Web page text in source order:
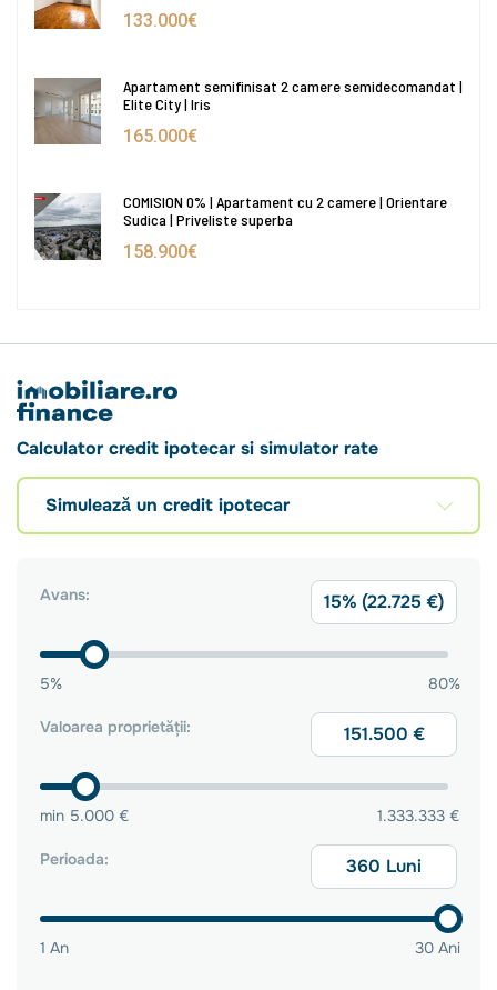
133.000€
Apartament semifinisat 2 camere semidecomandat |
Elite City | Iris
165.000€
COMISION 0% | Apartament cu 2 camere | Orientare
Sudica | Priveliste superba
158.900€